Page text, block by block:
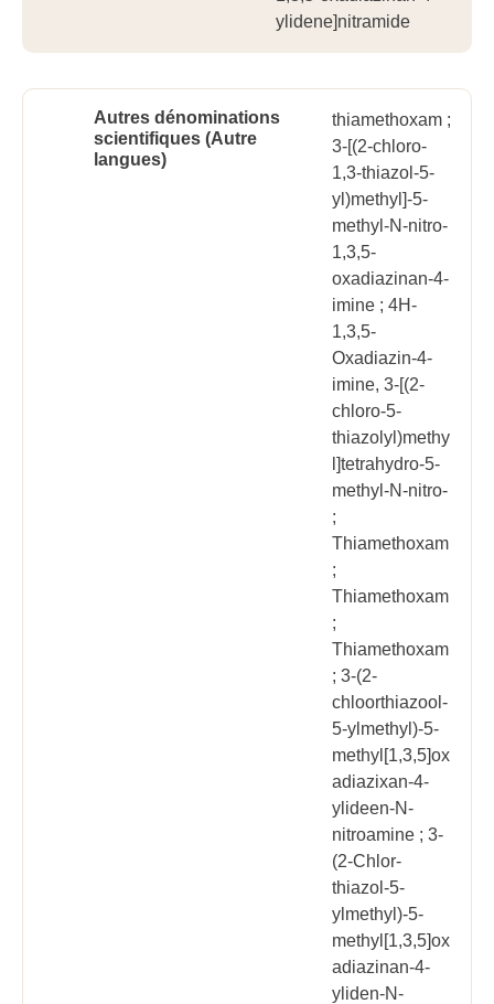
ylidene]nitramide
Autres dénominations
scientifiques (Autre
langues)
thiamethoxam ;
3-[(2-chloro-
1,3-thiazol-5-
yl)methyl]-5-
methyl-N-nitro-
1,3,5-
oxadiazinan-4-
imine ; 4H-
1,3,5-
Oxadiazin-4-
imine, 3-[(2-
chloro-5-
thiazolyl)methy
l]tetrahydro-5-
methyl-N-nitro-
;
Thiamethoxam
;
Thiamethoxam
;
Thiamethoxam
; 3-(2-
chloorthiazool-
5-ylmethyl)-5-
methyl[1,3,5]ox
adiazixan-4-
ylideen-N-
nitroamine ; 3-
(2-Chlor-
thiazol-5-
ylmethyl)-5-
methyl[1,3,5]ox
adiazinan-4-
yliden-N-